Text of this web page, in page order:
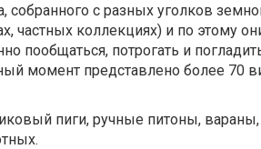
собранного с разных уголков
коллекциях) и по этому
пообщаться, потрогать и
момент представлено более 70
пиги, ручные питоны,